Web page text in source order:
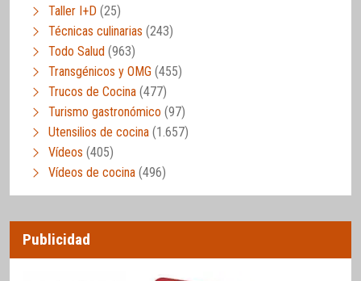
Taller I+D (25)
Técnicas culinarias (243)
Todo Salud (963)
Transgénicos y OMG (455)
Trucos de Cocina (477)
Turismo gastronómico (97)
Utensilios de cocina (1.657)
Vídeos (405)
Vídeos de cocina (496)
Publicidad